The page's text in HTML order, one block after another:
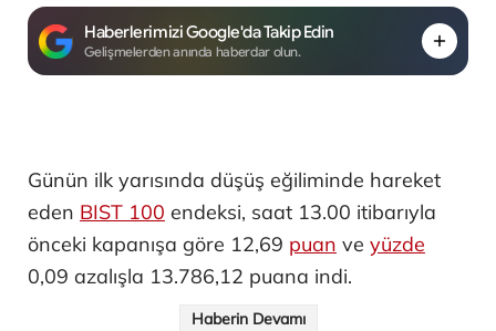
Haberlerimizi Google'da Takip Edin
Gelişmelerden anında haberdar olun.
Günün ilk yarısında düşüş eğiliminde hareket
eden BIST 100 endeksi, saat 13.00 itibarıyla
önceki kapanışa göre 12,69 puan ve yüzde
0,09 azalışla 13.786,12 puana indi.
Haberin Devamı